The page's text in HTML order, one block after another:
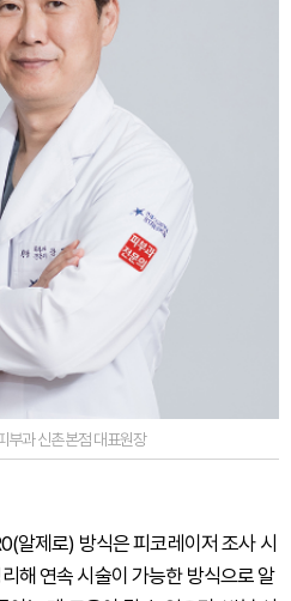
부과 신촌본점 대표원장
알제로) 방식은 피코레이저 조사 시
해 연속 시술이 가능한 방식으로 알